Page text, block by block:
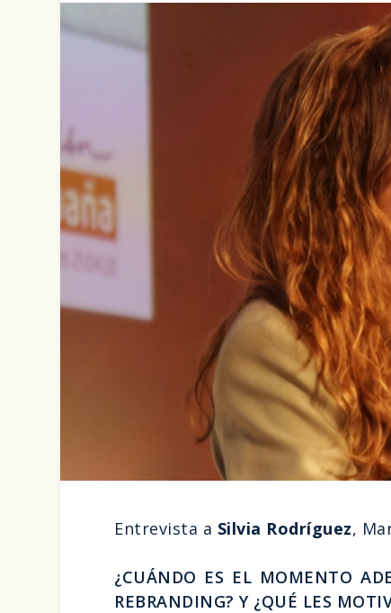
Entre­vis­ta a Sil­via Rodrí­guez,
¿CUÁN­DO ES EL MOMEN­TO
REBRAN­DING? Y ¿QUÉ LES